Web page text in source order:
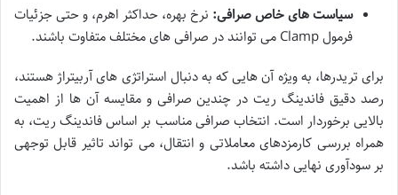
سیاست های خاص صرافی: نرخ بهره، حداکثر اهرم، و حتی جزئیات
فرمول Clamp می توانند در صرافی های مختلف متفاوت باشند.
برای تریدرها، به ویژه آن هایی که به دنبال استراتژی های آربیتراژ هستند،
رصد دقیق فاندینگ ریت در چندین صرافی و مقایسه آن ها از اهمیت
بالایی برخوردار است. انتخاب صرافی مناسب بر اساس فاندینگ ریت، به
همراه بررسی کارمزدهای معاملاتی و انتقال، می تواند تاثیر قابل توجهی
بر سودآوری نهایی داشته باشد.